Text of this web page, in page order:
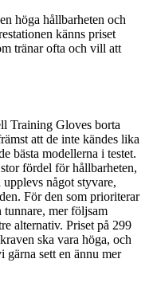
höga hållbarheten och
känns priset
tränar ofta och vill att
Training Gloves borta
att de inte kändes lika
bästa modellerna i testet.
fördel för hållbarheten,
något styvare,
För den som prioriterar
mer följsam
alternativ. Priset på 299
ska vara höga, och
gärna sett en ännu mer